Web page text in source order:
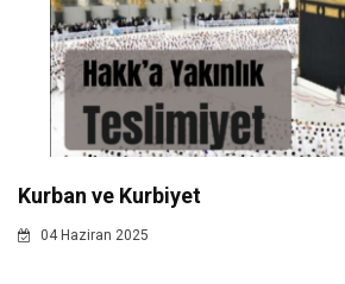
Kurban ve Kurbiyet
04 Haziran 2025